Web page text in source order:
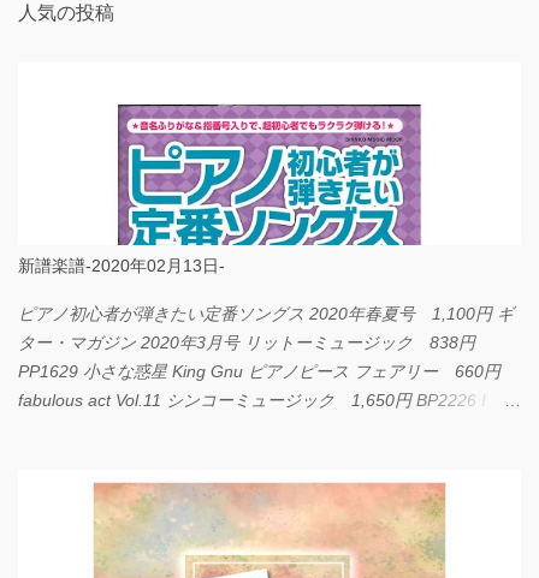
人気の投稿
新譜楽譜-2020年02月13日-
ピアノ初心者が弾きたい定番ソングス 2020年春夏号 1,100円 ギ
ター・マガジン 2020年3月号 リットーミュージック 838円
PP1629 小さな惑星 King Gnu ピアノピース フェアリー 660円
fabulous act Vol.11 シンコーミュージック 1,650円 BP2226 I